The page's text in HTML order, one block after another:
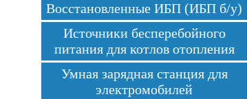
Восстановленные ИБП (ИБП б/у)
Источники бесперебойного
питания для котлов отопления
Умная зарядная станция для
электромобилей